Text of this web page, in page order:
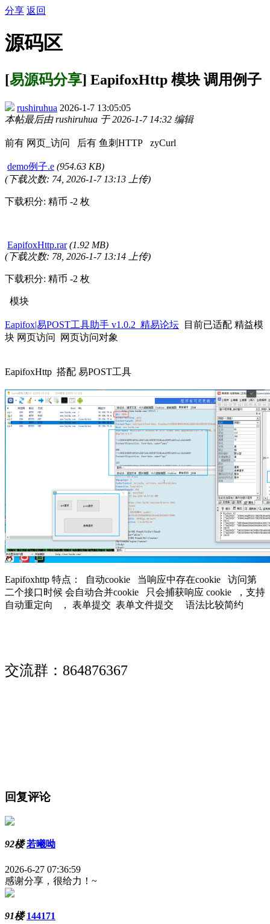
分享 返回
源码区
[易源码分享] EapifoxHttp 模块 调用例子
rushiruhua 2026-1-7 13:05:05
本帖最后由 rushiruhua 于 2026-1-7 14:32 编辑
前有 网页_访问 后有 鱼刺HTTP zyCurl
demo例子.e (954.63 KB)
(下载次数: 74, 2026-1-7 13:13 上传)
下载积分: 精币 -2 枚
EapifoxHttp.rar (1.92 MB)
(下载次数: 78, 2026-1-7 13:14 上传)
下载积分: 精币 -2 枚
模块
Eapifox|易POST工具助手 v1.0.2_精易论坛 目前已适配 精益模
块 网页访问 网页访问对象
EapifoxHttp 搭配 易POST工具
Eapifoxhttp 特点： 自动cookie 当响应中存在cookie 访问第
二个接口时候 会自动合并cookie 只会捕获响应 cookie ，支持
自动重定向 ， 表单提交 表单文件提交 语法比较简约
交流群：864876367
回复评论
92楼 若曦呦
2026-6-27 07:36:59
感谢分享，很给力！~
91楼 144171